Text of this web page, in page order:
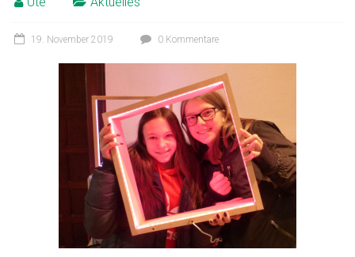
19. November 2019 0 Kommentare